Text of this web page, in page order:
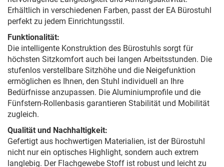
Erhältlich in verschiedenen Farben, passt der EA Bürostuhl
perfekt zu jedem Einrichtungsstil.
Funktionalität:
Die intelligente Konstruktion des Bürostuhls sorgt für
höchsten Sitzkomfort auch bei langen Arbeitsstunden. Die
stufenlos verstellbare Sitzhöhe und die Neigefunktion
ermöglichen es Ihnen, den Stuhl individuell an Ihre
Bedürfnisse anzupassen. Die Aluminiumprofile und die
Fünfstern-Rollenbasis garantieren Stabilität und Mobilität
zugleich.
Qualität und Nachhaltigkeit:
Gefertigt aus hochwertigen Materialien, ist der Bürostuhl
nicht nur ein optisches Highlight, sondern auch extrem
langlebig. Der Flachgewebe Stoff ist robust und leicht zu